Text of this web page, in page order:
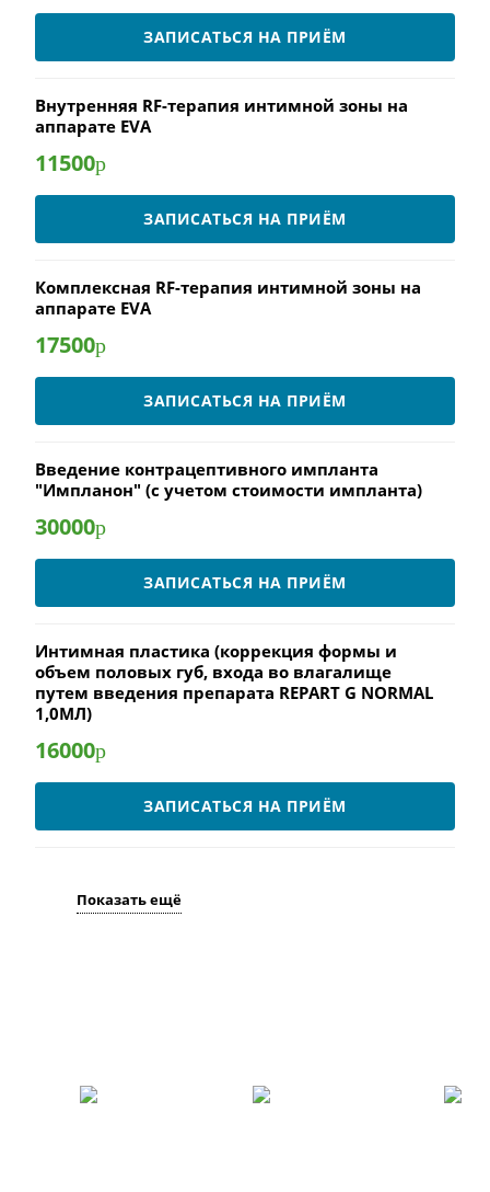
ЗАПИСАТЬСЯ НА ПРИЁМ
Внутренняя RF-терапия интимной зоны на
аппарате EVA
11500р
ЗАПИСАТЬСЯ НА ПРИЁМ
Комплексная RF-терапия интимной зоны на
аппарате EVA
17500р
ЗАПИСАТЬСЯ НА ПРИЁМ
Введение контрацептивного импланта
"Импланон" (с учетом стоимости импланта)
30000р
ЗАПИСАТЬСЯ НА ПРИЁМ
Интимная пластика (коррекция формы и
объем половых губ, входа во влагалище
путем введения препарата REPART G NORMAL
1,0МЛ)
16000р
ЗАПИСАТЬСЯ НА ПРИЁМ
Показать ещё